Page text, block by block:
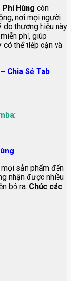
Phi Hùng còn
nơi mọi người
do thương hiệu này
phí, giúp
có thể tiếp cận và
Chia Sẻ Tab
sản phẩm đến
nhận được nhiều
bỏ ra. Chúc các